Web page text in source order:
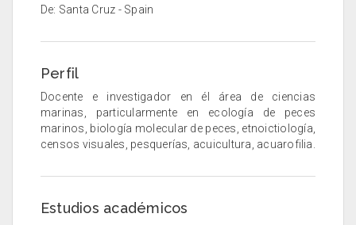
De: Santa Cruz - Spain
Perfil
Docente e investigador en él área de ciencias
marinas, particularmente en ecología de peces
marinos, biología molecular de peces, etnoictiología,
censos visuales, pesquerías, acuicultura, acuarofilia.
Estudios académicos